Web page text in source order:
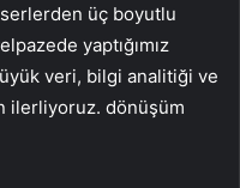
üç boyutlu
yaptığımız
veri, bilgi analitiği ve
ilerliyoruz. dönüşüm